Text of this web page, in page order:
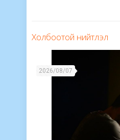
Холбоотой нийтлэл
2026/08/07